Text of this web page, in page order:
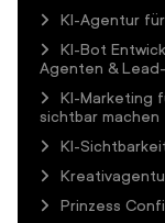
KI-Agentur
KI-Bot
Agenten &
KI-Marketing
sichtbar machen
KI-
Prinzess